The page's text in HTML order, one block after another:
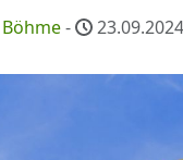
-